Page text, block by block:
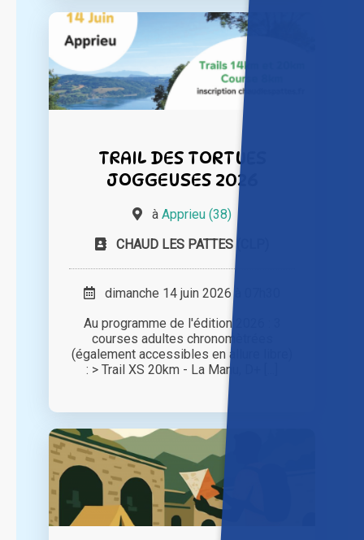
TRAIL DES TORTUES
JOGGEUSES 2026
à Apprieu (38)
CHAUD LES PATTES (CLP)
dimanche 14 juin 2026 à 07h30
Au programme de l'édition 2026 : 3
courses adultes chronomètrées
(également accessibles en allure libre)
: > Trail XS 20km - La Manu, D+ [...]